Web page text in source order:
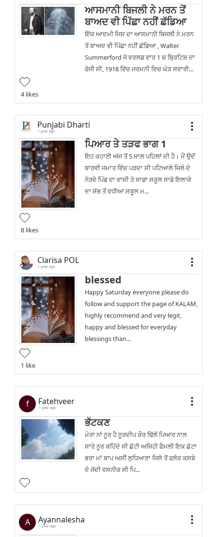
ਆਸਮਾਨੀ ਬਿਜਲੀ ਨੇ ਮਰਨ ਤੋਂ
ਬਾਅਦ ਵੀ ਪਿੱਛਾ ਨਹੀਂ ਛੱਡਿਆ
ਇੱਕ ਆਦਮੀ ਜਿਸ ਦਾ ਆਸਮਾਨੀ ਬਿਜਲੀ ਨੇ ਮਰਨ
ਤੋਂ ਬਾਅਦ ਵੀ ਪਿੱਛਾ ਨਹੀਂ ਛੱਡਿਆ , Walter
Summerford ਜੋ ਵਰਲਡ ਵਾਰ 1 ਚ ਬ੍ਰਿਟਿਸ਼ ਦਾ
ਫੋਜੀ ਸੀ, 1918 ਵਿੱਚ ਜਰਮਨੀ ਵਿਚ ਘੋੜ ਸਵਾਰੀ...
4 likes
Punjabi Dharti
1 year ago
ਪਿਆਰ ਤੇ ਤੜਫ ਭਾਗ 1
ਇਹ ਕਹਾਣੀ ਅੱਜ ਤੋਂ 5 ਸਾਲ ਪਹਿਲਾਂ ਦੀ ਹੈ। ਮੈਂ ਉਦੋਂ
ਬਾਰਵੀ ਜਮਾਤ ਵਿੱਚ ਪੜਦਾ ਸੀ ਪਟਿਆਲੇ ਜਿਲੇ ਦੇ
ਨੇੜਵੇ ਪਿੰਡ ਦਾ ਵਾਸੀ ਤੇ ਸਾਡਾ ਸਕੂਲ ਸਾਡੇ ਇਲਾਕੇ
ਦਾ ਸੱਭ ਤੋਂ ਵਧੀਆ ਸਕੂਲ ਮ...
8 likes
Clarisa POL
1 year ago
blessed
Happy Saturday everyone please do
follow and support the page of KALAM,
highly recommend and very legit,
happy and blessed for everyday
blessings than...
1 like
f Fatehveer
1 year ago
ਭੱਟਕਣ
ਮੇਰਾ ਨਾਂ ਨੂਰ ਹੈ ਨੂਰਦੀਪ ਕੌਰ ਢਿੱਲੋਂ ਪਿਆਰ ਨਾਲ
ਸਾਰੇ ਨੂਰ ਕਹਿੰਦੇ ਸੀ ਛੋਟੀ ਅਜਿਹੀ ਫੈਮਲੀ ਇਕ ਛੋਟਾ
ਭਰਾ ਮਾਂ ਬਾਪ ਅਸੀਂ ਲੁਧਿਆਣਾ ਜਿਲੇ ਤੋਂ ਫਲੋਰ ਕਸਬੇ
ਦੇ ਜੱਦੀ ਵਸਨੀਕ ਸੀ ਪਿ...
A Ayannalesha
1 year ago